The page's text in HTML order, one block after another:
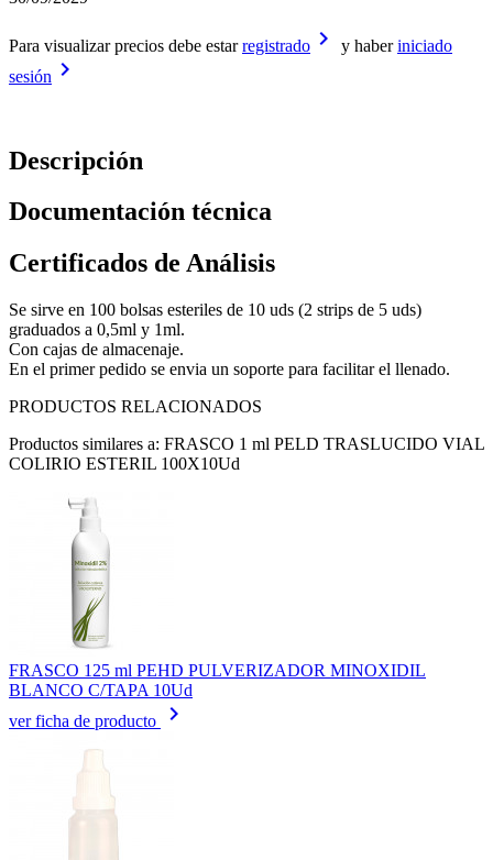
Para visualizar precios debe estarregistrado keyboard_arrow_right y haberiniciado
sesión keyboard_arrow_right
Descripción
Documentación técnica
Certificados de Análisis
Se sirve en 100 bolsas esteriles de 10 uds (2 strips de 5 uds)
graduados a 0,5ml y 1ml.
Con cajas de almacenaje.
En el primer pedido se envia un soporte para facilitar el llenado.
PRODUCTOS RELACIONADOS
Productos similares a: FRASCO 1 ml PELD TRASLUCIDO VIAL
COLIRIO ESTERIL 100X10Ud
FRASCO 125 ml PEHD PULVERIZADOR MINOXIDIL
BLANCO C/TAPA 10Ud
ver ficha de producto
keyboard_arrow_right